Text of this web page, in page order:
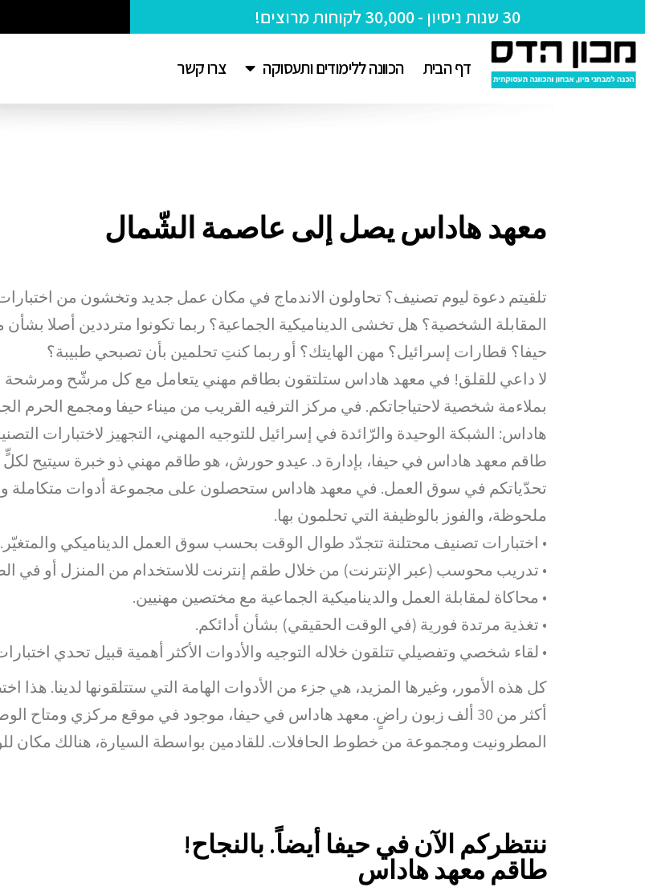
30 שנות ניסיון - 30,000 לקוחות מרוצים!
דף הבית הכוונה ללימודים ותעסוקה צרו קשר
معهد هاداس يصل إلى عاصمة الشّمال
تلقيتم دعوة ليوم تصنيف؟ تحاولون الاندماج في مكان عمل جديد وتخشون من اختبارات
المقابلة الشخصية؟ هل تخشى الديناميكية الجماعية؟ ربما تكونوا مترددين أصلا
حيفا؟ قطارات إسرائيل؟ مهن الهايتك؟ أو ربما كنتِ تحلمين بأن تصبحي طبيبة؟
لا داعي للقلق! في معهد هاداس ستلتقون بطاقم مهني يتعامل مع كل مرشّح
بملاءمة شخصية لاحتياجاتكم. في مركز الترفيه القريب من ميناء حيفا ومجمع الحرم
هاداس: الشبكة الوحيدة والرّائدة في إسرائيل للتوجيه المهني، التجهيز لاختبارات
طاقم معهد هاداس في حيفا، بإدارة د. عيدو حورش، هو طاقم مهني ذو خبرة سيتيح
تحدّياتكم في سوق العمل. في معهد هاداس ستحصلون على مجموعة أدوات متكاملة
ملحوظة، والفوز بالوظيفة التي تحلمون بها.
• اختبارات تصنيف محتلنة تتجدّد طوال الوقت بحسب سوق العمل الديناميكي والمتغيّر.
• تدريب محوسب (عبر الإنترنت) من خلال طقم إنترنت للاستخدام من المنزل أو في
• محاكاة لمقابلة العمل والديناميكية الجماعية مع مختصين مهنيين.
• تغذية مرتدة فورية (في الوقت الحقيقي) بشأن أدائكم.
• لقاء شخصي وتفصيلي تتلقون خلاله التوجيه والأدوات الأكثر أهمية قبيل تحدي
أكثر من 30 ألف زبون راضٍ. معهد هاداس في حيفا، موجود في موقع مركزي ومتاح
المطرونيت ومجموعة من خطوط الحافلات. للقادمين بواسطة السيارة، هنالك مكان
ننتظركم الآن في حيفا أيضاً. بالنجاح!
طاقم معهد هاداس